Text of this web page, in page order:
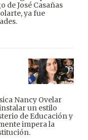
José Casañas
ya fue
Nancy Ovelar
un estilo
de Educación y
impera la